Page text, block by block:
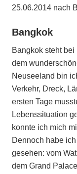
25.06.2014 nach
Bangkok
Bangkok steht
dem
Neuseeland bin
Verkehr, Dreck,
ersten Tage
Lebenssituation
konnte ich mich
Dennoch habe
gesehen: vom
dem Grand